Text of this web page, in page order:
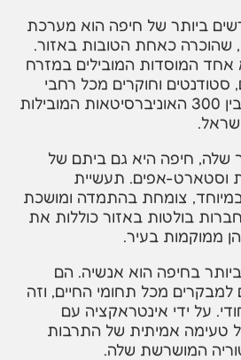
ביותר של חיפה הוא מערכת
שהוכרה כאחת הטובות באזור.
אחד המוסדות המובילים במזרח
סטודנטים וחוקרים מכל רחבי
העולם. היא גם דורגה בין 300 האוניברסיטאות המובילות
שלה, חיפה היא גם ביתם של
וסטארט-אפים. תעשיית
במיוחד, צומחת בהתמדה ומושכת
בולטות באזור כוללות את
בחיפה הוא אנשיה. הם
למבקרים מכל תחומי החיים, וזה
על ידי אינטראקציה עם
טעימה אמיתית של התרבות
המושרשת שלה.